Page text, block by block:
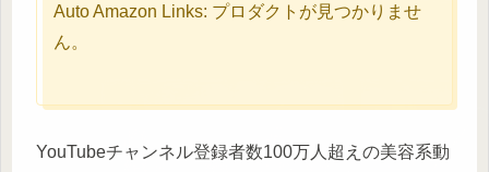
Auto Amazon Links: プロダクトが見つかりませ
ん。
YouTubeチャンネル登録者数100万人超えの美容系動